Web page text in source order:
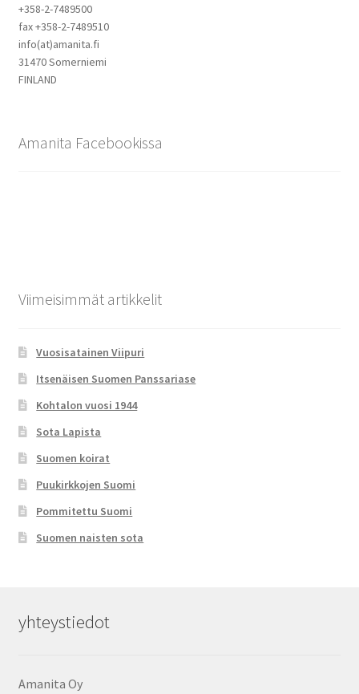
+358-2-7489500
fax +358-2-7489510
info(at)amanita.fi
31470 Somerniemi
FINLAND
Amanita Facebookissa
Viimeisimmät artikkelit
Vuosisatainen Viipuri
Itsenäisen Suomen Panssariase
Kohtalon vuosi 1944
Sota Lapista
Suomen koirat
Puukirkkojen Suomi
Pommitettu Suomi
Suomen naisten sota
yhteystiedot
Amanita Oy